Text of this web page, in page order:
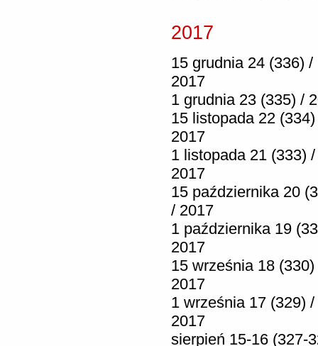
2017
15 grudnia 24 (336) /
2017
1 grudnia 23 (335) /
15 listopada 22
2017
1 listopada 21 (333) /
2017
15 października 20
/ 2017
1 października 19
2017
15 września 18 (330)
2017
1 września 17 (329) /
2017
sierpień 15-16 (327-